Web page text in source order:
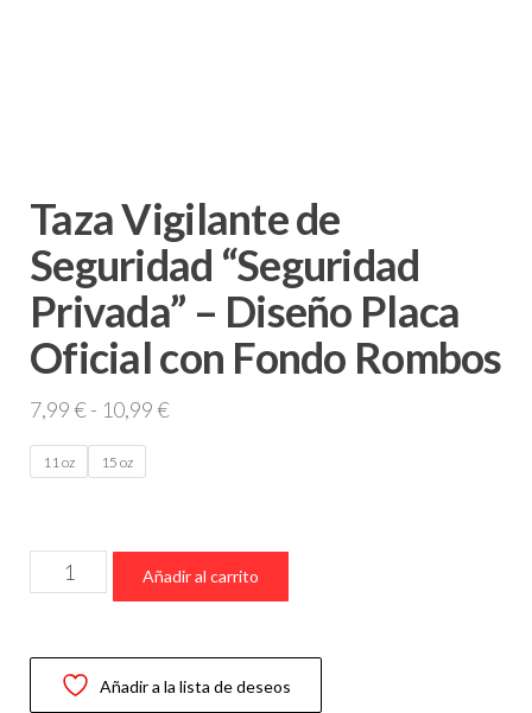
Taza Vigilante de
Seguridad “Seguridad
Privada” – Diseño Placa
Oficial con Fondo Rombos
7,99€- 10,99€
hasta
10,99 €
11 oz 15 oz
Taza
Vigilante
Seguridad
“Seguridad
Añadir al carrito
Añadir a la lista de deseos